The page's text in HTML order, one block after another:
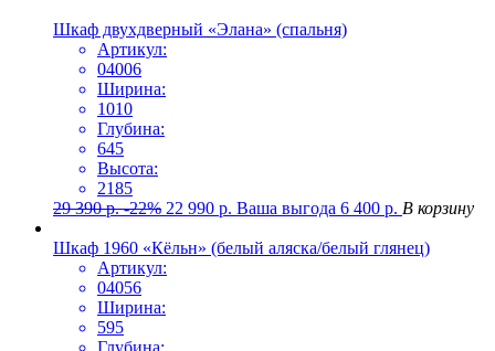
Шкаф двухдверный «Элана» (спальня)
Артикул:
04006
Ширина:
1010
Глубина:
645
Высота:
2185
29 390р. -22% 22 990 р. Ваша выгода 6 400 р. В корзину
Шкаф 1960 «Кёльн» (белый аляска/белый глянец)
Артикул:
04056
Ширина:
595
Глубина: